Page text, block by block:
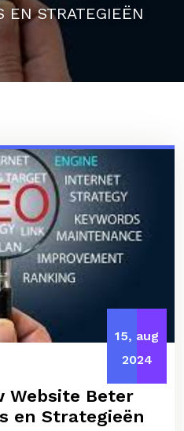
EN STRATEGIEËN
15, aug
2024
Website Beter
en Strategieën